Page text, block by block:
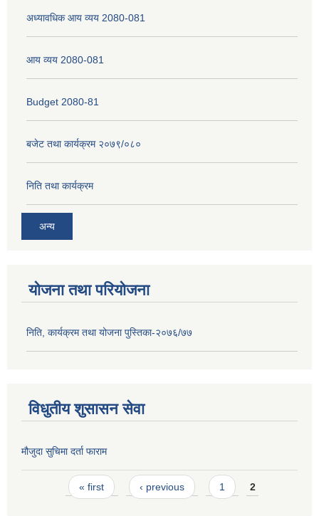
अध्यावधिक आय व्यय 2080-081
आय व्यय 2080-081
Budget 2080-81
बजेट तथा कार्यक्रम २०७९/०८०
निति तथा कार्यक्रम
अन्य
योजना तथा परियोजना
निति, कार्यक्रम तथा योजना पुस्तिका-२०७६/७७
विधुतीय शुसासन सेवा
मौजुदा सुचिमा दर्ता फाराम
Pages« first ‹ previous 1 2